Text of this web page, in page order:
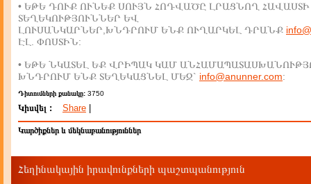
• ԵԹԵ ԴՈՒՔ ՈՒՆԵՔ ՍՈՒՅՆ ՀՈԴՎԱԾԸ ԼՐԱՑՆՈՂ ՀԱՎԱՍՏԻ
ՏԵՂԵԿՈՒԹՅՈՒՆՆԵՐ ԵՎ
ԼՈՒՍԱՆԿԱՐՆԵՐ,ԽՆԴՐՈՒՄ ԵՆՔ ՈՒՂԱՐԿԵԼ ԴՐԱՆՔ
ԷԼ. ՓՈՍՏԻՆ:
• ԵԹԵ ՆԿԱՏԵԼ ԵՔ ՎՐԻՊԱԿ ԿԱՄ
ԽՆԴՐՈՒՄ ԵՆՔ ՏԵՂԵԿԱՑՆԵԼ ՄԵԶ` info@anunner.com:
Դիտումների քանակը: 3750
Կիսվել : Share
Կարծիքներ և մեկնաբանություններ
Հեղինակային իրավունքների պաշտպանություն